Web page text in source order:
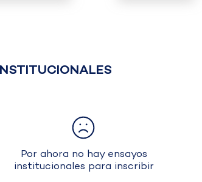
Por ahora no hay ensayos
institucionales para inscribir